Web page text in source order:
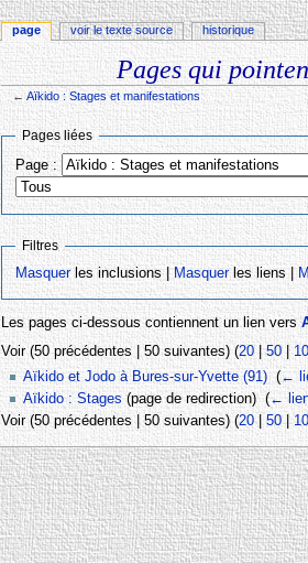
Pages qui
←Aïkido : Stages et manifestations
Aller à : navigation , rechercher
Pages liées
Page :
Filtres
Masquerles inclusions | Masquerles liens |
Les pages ci-dessous contiennent un lien vers
Voir (50 précédentes | 50 suivantes) (20|50|
Aïkido et Jodo à Bures-sur-Yvette (91)‎ (←
Aïkido : Stages (page de redirection) ‎ (←
Voir (50 précédentes | 50 suivantes) (20| 50|
page voir le texte source historique